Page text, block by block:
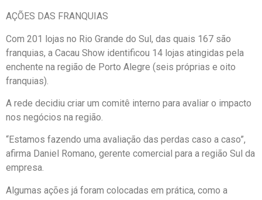
AÇÕES DAS FRANQUIAS
Com 201 lojas no Rio Grande do Sul, das quais 167 são
franquias, a Cacau Show identificou 14 lojas atingidas pela
enchente na região de Porto Alegre (seis próprias e oito
franquias).
A rede decidiu criar um comitê interno para avaliar o impacto
nos negócios na região.
“Estamos fazendo uma avaliação das perdas caso a caso”,
afirma Daniel Romano, gerente comercial para a região Sul da
empresa.
Algumas ações já foram colocadas em prática, como a